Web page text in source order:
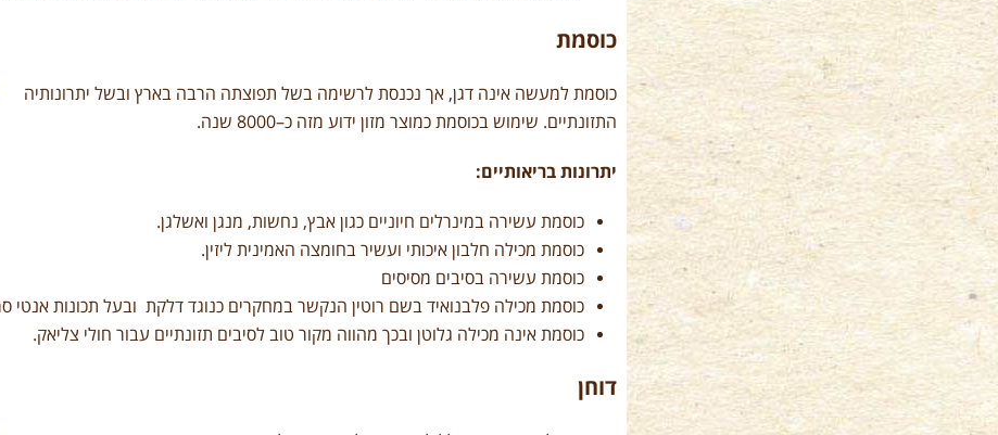
כוסמת
כוסמת למעשה אינה דגן, אך נכנסת לרשימה בשל תפוצתה הרבה בארץ ובשל יתרונותיה
התזונתיים. שימוש בכוסמת כמוצר מזון ידוע מזה כ–8000 שנה.
יתרונות בריאותיים:
כוסמת עשירה במינרלים חיוניים כגון אבץ, נחשות, מנגן ואשלגן.
כוסמת מכילה חלבון איכותי ועשיר בחומצה האמינית ליזין.
כוסמת עשירה בסיבים מסיסים
כוסמת מכילה פלבנואיד בשם רוטין הנקשר במחקרים כנוגד דלקת ובעל תכונות אנטי
כוסמת אינה מכילה גלוטן ובכך מהווה מקור טוב לסיבים תזונתיים עבור חולי צליאק.
דוחן